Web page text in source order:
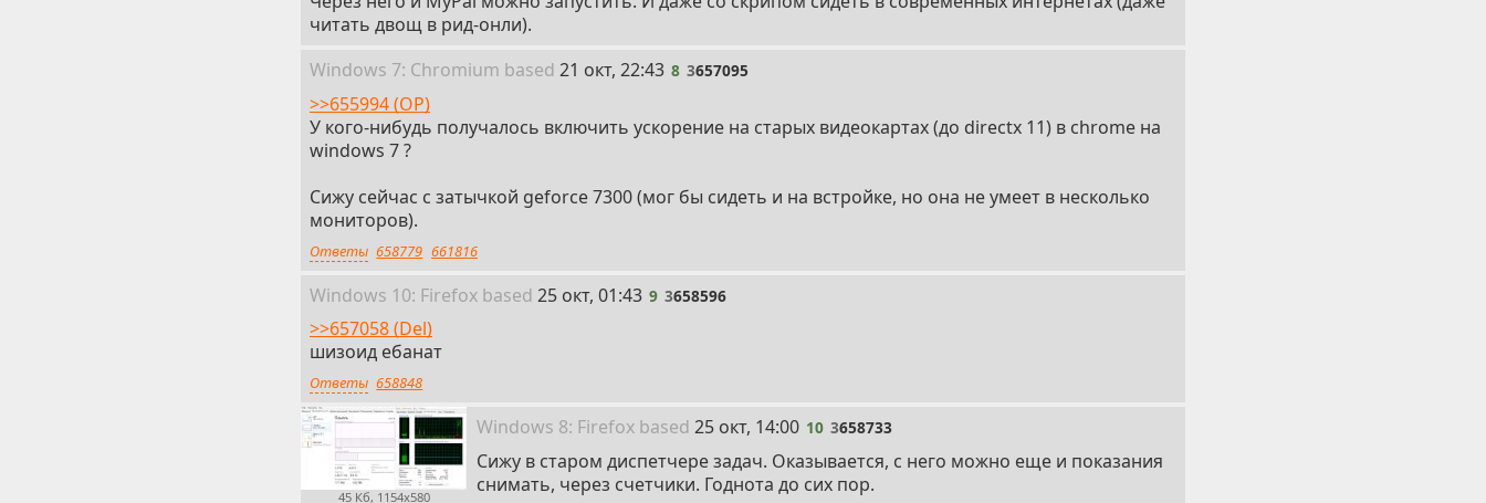
читать двощ в рид-онли).
Windows 7: Chromium based 8
21 окт, 22:43 8 3657095
>>655994 (OP)
У кого-нибудь получалось включить ускорение на старых видеокартах (до directx 11) в chrome на
windows 7 ?
Сижу сейчас с затычкой geforce 7300 (мог бы сидеть и на встройке, но она не умеет в несколько
мониторов).
Ответы 658779 661816
Windows 10: Firefox based 9
25 окт, 01:43 9 3658596
>>657058 (Del)
шизоид ебанат
Ответы 658848
45 Кб, 1154x580
Windows 8: Firefoxbased 10
25 окт, 14:00 10 3658733
Сижу в старом диспетчере задач. Оказывается, с него можно еще и показания
снимать, через счетчики. Годнота до сих пор.